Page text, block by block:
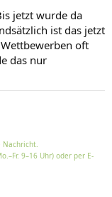
of contest
contest.
appreciate your
jetzt wurde da
ist das jetzt
oft
das nur
9–16 Uhr) oder per E-